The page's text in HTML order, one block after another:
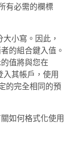
有必需的欄標
小寫。因此，
的組合鍵入值。
值將與您在
其帳戶，使用
的完全相同的預
如何格式化使用